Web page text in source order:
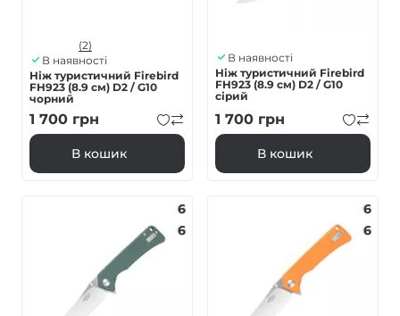
(2)
В наявності
Ніж туристичний Firebird
FH923 (8.9 см) D2 / G10
чорний
1 700 грн
В кошик
В наявності
Ніж туристичний Firebird
FH923 (8.9 см) D2 / G10
сірий
1 700 грн
В кошик
6
6
6
6